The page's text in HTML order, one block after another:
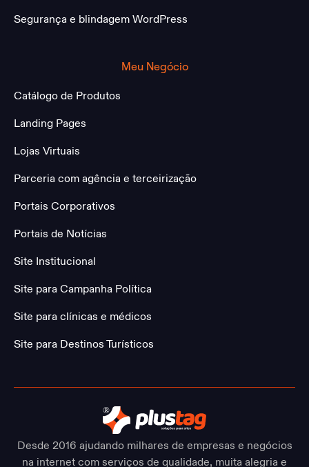
Segurança e blindagem WordPress
Meu Negócio
Catálogo de Produtos
Landing Pages
Lojas Virtuais
Parceria com agência e terceirização
Portais Corporativos
Portais de Notícias
Site Institucional
Site para Campanha Política
Site para clínicas e médicos
Site para Destinos Turísticos
Desde 2016 ajudando milhares de empresas e negócios
na internet com serviços de qualidade, muita alegria e